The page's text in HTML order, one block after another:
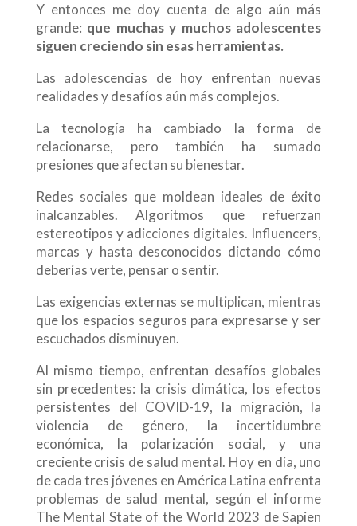
Y entonces me doy cuenta de algo aún más
grande: que muchas y muchos adolescentes
siguen creciendo sin esas herramientas.
Las adolescencias de hoy enfrentan nuevas
realidades y desafíos aún más complejos.
La tecnología ha cambiado la forma de
relacionarse, pero también ha sumado
presiones que afectan su bienestar.
Redes sociales que moldean ideales de éxito
inalcanzables. Algoritmos que refuerzan
estereotipos y adicciones digitales. Influencers,
marcas y hasta desconocidos dictando cómo
deberías verte, pensar o sentir.
Las exigencias externas se multiplican, mientras
que los espacios seguros para expresarse y ser
escuchados disminuyen.
Al mismo tiempo, enfrentan desafíos globales
sin precedentes: la crisis climática, los efectos
persistentes del COVID-19, la migración, la
violencia de género, la incertidumbre
económica, la polarización social, y una
creciente crisis de salud mental. Hoy en día, uno
de cada tres jóvenes en América Latina enfrenta
problemas de salud mental, según el informe
The Mental State of the World 2023 de Sapien